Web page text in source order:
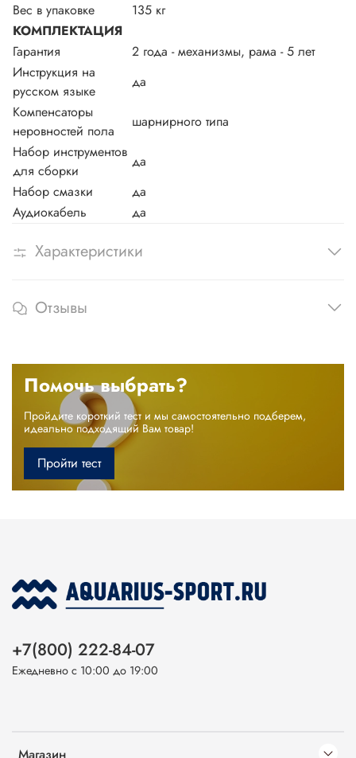
Вес в упаковке
135 кг
КОМПЛЕКТАЦИЯ
Гарантия
2 года - механизмы, рама - 5 лет
Инструкция на
русском языке
да
Компенсаторы
неровностей пола
шарнирного типа
Набор инструментов
для сборки
да
Набор смазки
да
Аудиокабель
да
Характеристики
Отзывы
Помочь выбрать?
Пройдите короткий тест и мы самостоятельно подберем,
идеально подходящий Вам товар!
Пройти тест
Магазин
+7(800) 222-84-07
Ежедневно с 10:00 до 19:00